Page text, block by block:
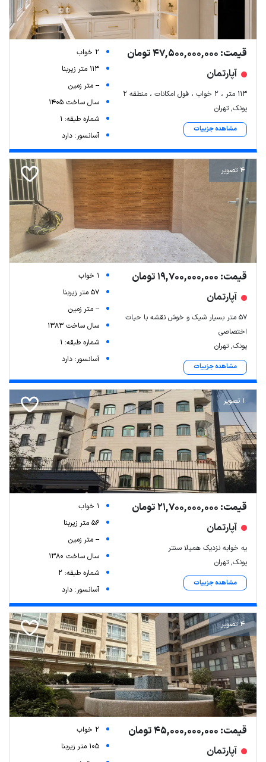
قیمت: 47,500,000,000 تومان
آپارتمان
113 متر ، 2 خواب ، فول امکانات ، منطقه 2
پونک, تهران
مشاهده جزییات
2 خواب
113 متر زیربنا
-- متر زمین
سال ساخت 1405
شماره طبقه: 1
آسانسور: دارد
4 تصویر
قیمت: 19,700,000,000 تومان
آپارتمان
۵۷ متر بسیار شیک و خوش نقشه با حیات
اختصاصی
پونک, تهران
مشاهده جزییات
1 خواب
57 متر زیربنا
-- متر زمین
سال ساخت 1383
شماره طبقه: 1
آسانسور: دارد
1 تصویر
قیمت: 21,700,000,000 تومان
آپارتمان
یه خوابه نزدیک همیلا سنتر
پونک, تهران
مشاهده جزییات
1 خواب
56 متر زیربنا
-- متر زمین
سال ساخت 1380
شماره طبقه: 2
آسانسور: دارد
4 تصویر
قیمت: 45,000,000,000 تومان
آپارتمان
2 خواب
105 متر زیربنا